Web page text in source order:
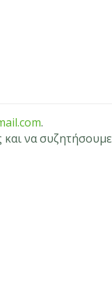
.
και να συζητήσουμε